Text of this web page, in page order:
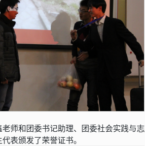
师和团委书记助理、团委社会实践与
表颁发了荣誉证书。